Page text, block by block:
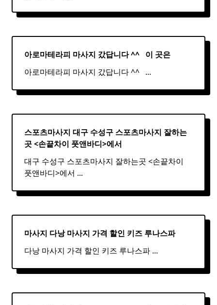
아로마테라피 마사지 갔답니다 ^^ ​ ​ 이 곳은
아로마테라피 마사지 갔답니다 ^^ ​ ​ ...
스포츠마사지 대구 수성구 스포츠마사지 잘하는
곳 <손끝차이 풋앤바디>에서
대구 수성구 스포츠마사지 잘하는곳 <손끝차이
풋앤바디>에서 ...
마사지 다낭마사지 가격 할인 키즈 루나스파
다낭 마사지 가격 할인 키즈 루나스파 ...